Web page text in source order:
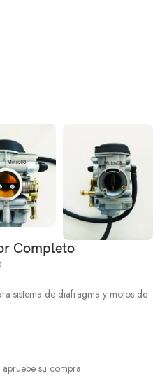
Completo
sistema de diafragma y motos de
su compra